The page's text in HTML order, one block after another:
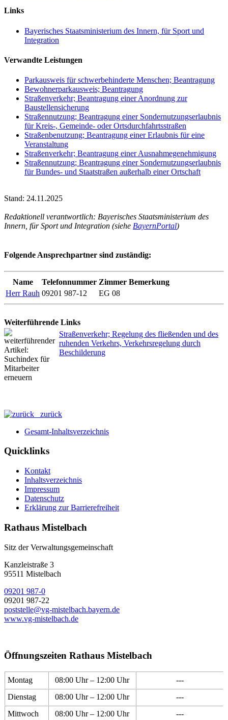
Links
Bayerisches Staatsministerium des Innern, für Sport und
Integration
Verwandte Leistungen
Parkausweis für schwerbehinderte Menschen; Beantragung
Bewohnerparkausweis; Beantragung
Straßenverkehr; Beantragung einer Anordnung zur
Baustellensicherung
Straßennutzung; Beantragung einer Sondernutzungserlaubnis
für Kreis-, Gemeinde- oder Ortsdurchfahrtsstraßen
Straßenbenutzung; Beantragung einer Erlaubnis für eine
Veranstaltung
Straßenverkehr; Beantragung einer Ausnahmegenehmigung
Straßennutzung; Beantragung einer Sondernutzungserlaubnis
für Bundes- und Staatstraßen außerhalb einer Ortschaft
Stand: 24.11.2025
Redaktionell verantwortlich: Bayerisches Staatsministerium des
Innern, für Sport und Integration (siehe BayernPortal)
Folgende Ansprechpartner sind zuständig:
Name Telefonnummer Zimmer Bemerkung
Herr Rauh 09201 987-12 EG 08
Weiterführende Links
Straßenverkehr; Regelung des fließenden und des
ruhenden Verkehrs, Verkehrsregelung durch
Beschilderung
zurück
Gesamt-Inhaltsverzeichnis
Quicklinks
Kontakt
Inhaltsverzeichnis
Impressum
Datenschutz
Erklärung zur Barrierefreiheit
Rathaus Mistelbach
Sitz der Verwaltungsgemeinschaft
Kanzleistraße 3
95511 Mistelbach
09201 987-0
09201 987-22
poststelle@vg-mistelbach.bayern.de
www.vg-mistelbach.de
Öffnungszeiten Rathaus Mistelbach
Montag 08:00 Uhr – 12:00 Uhr
---
Dienstag
08:00 Uhr – 12:00 Uhr
---
Mittwoch
08:00 Uhr – 12:00 Uhr ---